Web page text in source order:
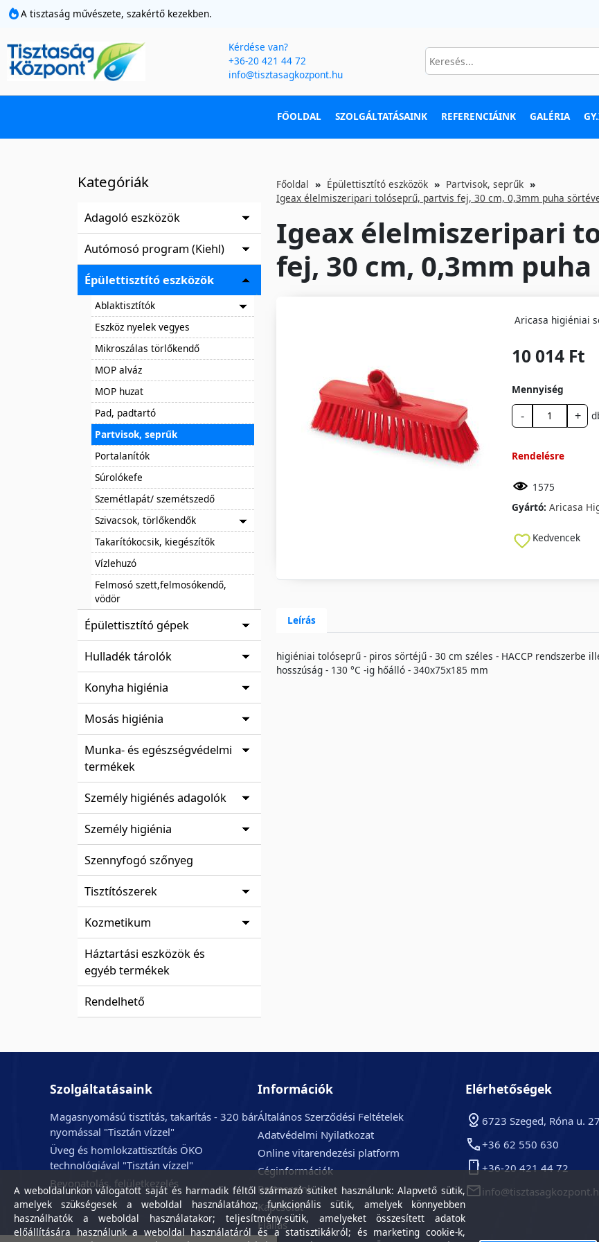
A tisztaság művészete, szakértő kezekben.
Kérdése van?
+36-20 421 44 72
info@tisztasagkozpont.hu
FŐOLDAL SZOLGÁLTATÁSAINK REFERENCIÁINK GALÉRIA
Kategóriák
Adagoló eszközök
Autómosó program (Kiehl)
Épülettisztító eszközök
Ablaktisztítók
Eszköz nyelek vegyes
Mikroszálas törlőkendő
MOP alváz
MOP huzat
Pad, padtartó
Partvisok, seprűk
Portalanítók
Súrolókefe
Szemétlapát/ szemétszedő
Szivacsok, törlőkendők
Takarítókocsik, kiegészítők
Vízlehuzó
Felmosó szett,felmosókendő,
vödör
Épülettisztító gépek
Hulladék tárolók
Konyha higiénia
Mosás higiénia
Munka- és egészségvédelmi
termékek
Személy higiénés adagolók
Személy higiénia
Szennyfogó szőnyeg
Tisztítószerek
Kozmetikum
Háztartási eszközök és
egyéb termékek
Rendelhető
Főoldal Épülettisztító eszközök
Partvisok, seprűk
Igeax élelmiszeripari tolóseprű, partvis fej, 30 cm, 0,3mm puha
Igeax élelmiszeripari
fej, 30 cm, 0,3mm
Aricasa higiéniai
10 014 Ft
Mennyiség
- +
Rendelésre
1575
Gyártó: Aricasa
Kedvencek
Leírás
higiéniai tolóseprű - piros sörtéjű - 30 cm széles - HACCP rendszerbe
hosszúság - 130 °C -ig hőálló - 340x75x185 mm
Szolgáltatásaink
Magasnyomású tisztítás, takarítás - 320 bár
nyomással "Tisztán vízzel"
Üveg és homlokzattisztítás ÖKO
technológiával "Tisztán vízzel"
Bevonatolás, felületkezelés
Információk
Általános Szerződési Feltételek
Adatvédelmi Nyilatkozat
Online vitarendezési platform
Céginformációk
Partnereink
Kapcsolat
Elállás
Elérhetőségek
6723 Szeged, Róna u.
+36 62 550 630
+36-20 421 44 72
A weboldalunkon válogatott saját és harmadik féltől származó sütiket használunk: Alapvető sütik,
amelyek szükségesek a weboldal használatához; funkcionális sütik, amelyek könnyebben
használhatók a weboldal használatakor; teljesítmény-sütik, amelyeket összesített adatok
előállítására használunk a weboldal használatáról és a statisztikákról; és marketing cookie-k,